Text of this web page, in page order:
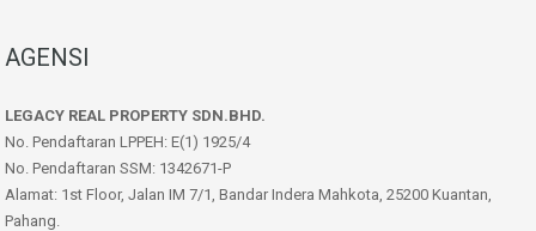
AGENSI
LEGACY REAL PROPERTY SDN.BHD.
No. Pendaftaran LPPEH: E(1) 1925/4
No. Pendaftaran SSM: 1342671-P
Alamat: 1st Floor, Jalan IM 7/1, Bandar Indera Mahkota, 25200 Kuantan,
Pahang.